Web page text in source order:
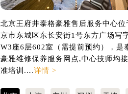
北京王府井泰格豪雅售后服务中心位
京市东城区东长安街1号东方广场写
W3座6层602室（需提前预约），是
豪雅维修保养服务网点,中心技师均
准培训....详情 >